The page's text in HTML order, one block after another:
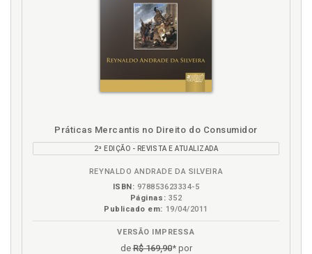
Práticas Mercantis no Direito do Consumidor
2ª EDIÇÃO - REVISTA E ATUALIZADA
REYNALDO ANDRADE DA SILVEIRA
ISBN: 978853623334-5
Páginas: 352
Publicado em: 19/04/2011
VERSÃO IMPRESSA
deR$ 169,90* por